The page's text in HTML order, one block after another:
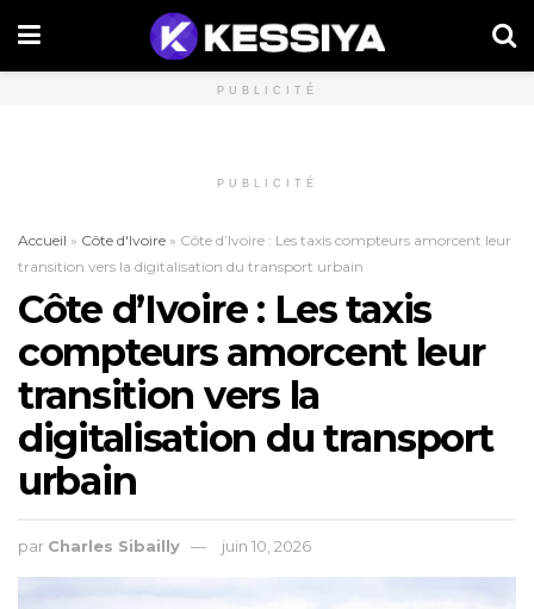
PUBLICITÉ
PUBLICITÉ
Accueil » Côte d'Ivoire » Côte d’Ivoire : Les taxis compteurs amorcent leur
transition vers la digitalisation du transport urbain
Côte d’Ivoire : Les taxis
compteurs amorcent leur
transition vers la
digitalisation du transport
urbain
par Charles Sibailly juin 10, 2026